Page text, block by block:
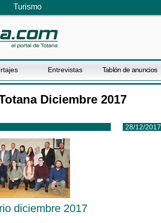
Turismo
Entrevistas Tablón de anuncios
Diciembre 2017
diciembre 2017
28/12/2017